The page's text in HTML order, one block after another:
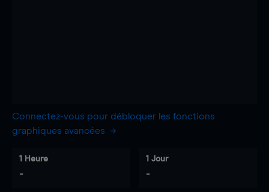
Connectez-vous pour débloquer les fonctions
graphiques avancées
1 Heure
-
1 Jour
-